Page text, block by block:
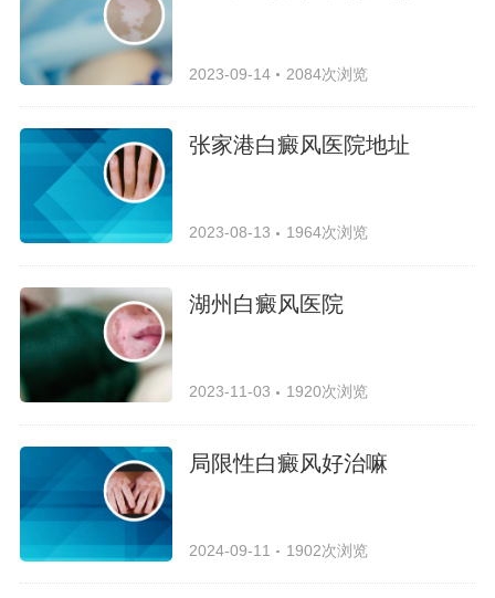
2023-09-14 2084次浏览
张家港白癜风医院地址
2023-08-13 1964次浏览
湖州白癜风医院
2023-11-03 1920次浏览
局限性白癜风好治嘛
2024-09-11 1902次浏览